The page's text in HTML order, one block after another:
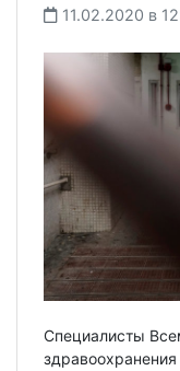
11.02.2020 в
Специалисты